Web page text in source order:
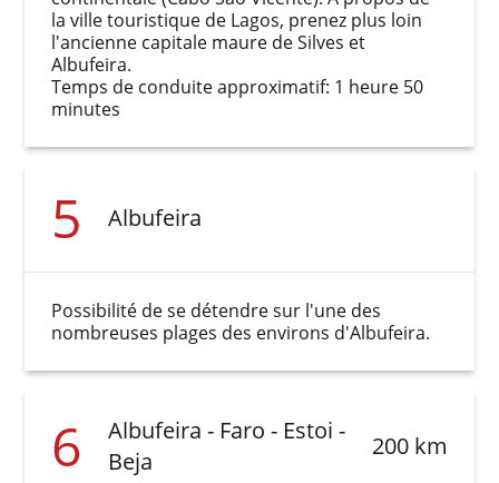
la ville touristique de Lagos, prenez plus loin
l'ancienne capitale maure de Silves et
Albufeira.
Temps de conduite approximatif: 1 heure 50
minutes
5 Albufeira
Possibilité de se détendre sur l'une des
nombreuses plages des environs d'Albufeira.
6
Albufeira - Faro - Estoi -
Beja
200 km